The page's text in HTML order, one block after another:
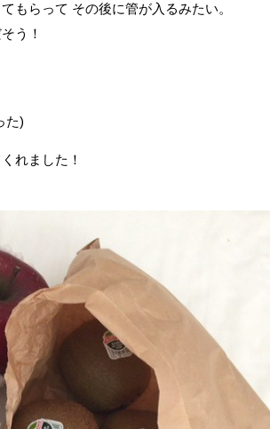
もらって その後に管が入るみたい。
う！
た)
れました！